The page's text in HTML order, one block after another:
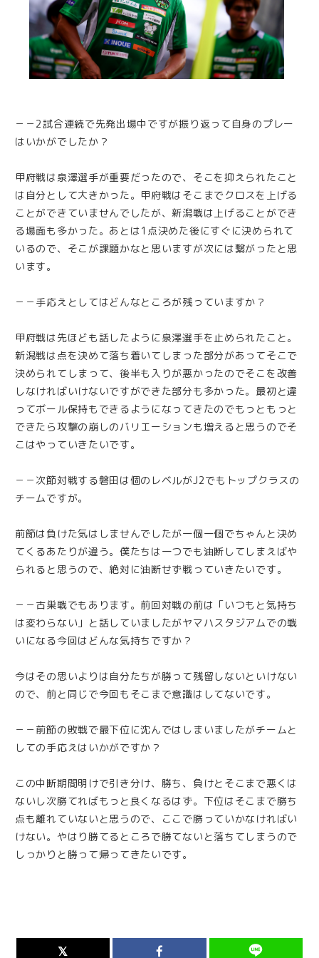
－－2試合連続で先発出場中ですが振り返って自身のプレー
はいかがでしたか？
甲府戦は泉澤選手が重要だったので、そこを抑えられたこと
は自分として大きかった。甲府戦はそこまでクロスを上げる
ことができていませんでしたが、新潟戦は上げることができ
る場面も多かった。あとは1点決めた後にすぐに決められて
いるので、そこが課題かなと思いますが次には繋がったと思
います。
－－手応えとしてはどんなところが残っていますか？
甲府戦は先ほども話したように泉澤選手を止められたこと。
新潟戦は点を決めて落ち着いてしまった部分があってそこで
決められてしまって、後半も入りが悪かったのでそこを改善
しなければいけないですができた部分も多かった。最初と違
ってボール保持もできるようになってきたのでもっともっと
できたら攻撃の崩しのバリエーションも増えると思うのでそ
こはやっていきたいです。
－－次節対戦する磐田は個のレベルがJ2でもトップクラスの
チームですが。
前節は負けた気はしませんでしたが一個一個でちゃんと決め
てくるあたりが違う。僕たちは一つでも油断してしまえばや
られると思うので、絶対に油断せず戦っていきたいです。
－－古巣戦でもあります。前回対戦の前は「いつもと気持ち
は変わらない」と話していましたがヤマハスタジアムでの戦
いになる今回はどんな気持ちですか？
今はその思いよりは自分たちが勝って残留しないといけない
ので、前と同じで今回もそこまで意識はしてないです。
－－前節の敗戦で最下位に沈んではしまいましたがチームと
しての手応えはいかがですか？
この中断期間明けで引き分け、勝ち、負けとそこまで悪くは
ないし次勝てればもっと良くなるはず。下位はそこまで勝ち
点も離れていないと思うので、ここで勝っていかなければい
けない。やはり勝てるところで勝てないと落ちてしまうので
しっかりと勝って帰ってきたいです。